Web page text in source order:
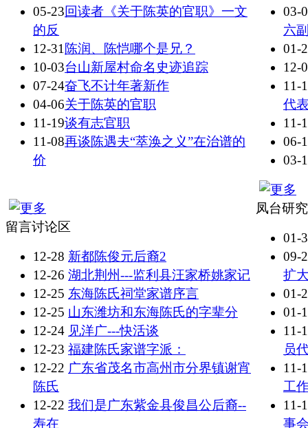
05-23回读者《关于陈英的官职》一文
的反
12-31 陈润、陈恺哪个是兄？
10-03台山新屋村命名史迹追踪
07-24奋飞不计年著新作
04-06关于陈英的官职
11-19谈有志官职
11-08再谈陈遇夫“萃涣之义”在治谱的
价
03-
六
01-
12-
11-
代
11-
06-
03-
留言讨论区
12-28 新都陈俊元后裔2
12-26 湖北荆州---监利县汪家桥姚家记
12-25 东海陈氏祠堂家谱序言
12-25 山东潍坊和东海陈氏的字辈分
12-24 见洋广---快活谈
12-23 福建陈氏家谱字派：
12-22 广东省茂名市高州市分界镇谢宵
陈氏
12-22 我们是广东紫金县俊昌公后裔--
寿在
凤台研究
01-
09-
扩
01-
01-
11-
员
11-
工
11-
事